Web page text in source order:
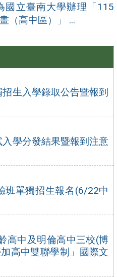
生入學錄取公告暨報到
學分發結果暨報到注意
班單獨招生報名(6/22中
高中及明倫高中三校(博
高中雙聯學制」國際文
國立臺南大學辦理「115
（高中區）」 ...